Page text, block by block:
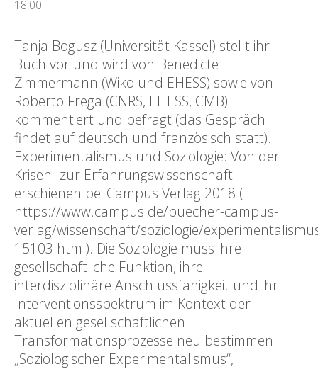
18:00
Tanja Bogusz (Universität Kassel) stellt ihr
Buch vor und wird von Benedicte
Zimmermann (Wiko und EHESS) sowie von
Roberto Frega (CNRS, EHESS, CMB)
kommentiert und befragt (das Gespräch
findet auf deutsch und französisch statt).
Experimentalismus und Soziologie: Von der
Krisen- zur Erfahrungswissenschaft
erschienen bei Campus Verlag 2018 (
https://www.campus.de/buecher-campus-
verlag/wissenschaft/soziologie/
15103.html). Die Soziologie muss ihre
gesellschaftliche Funktion, ihre
interdisziplinäre Anschlussfähigkeit und ihr
Interventionsspektrum im Kontext der
aktuellen gesellschaftlichen
Transformationsprozesse neu bestimmen.
„Soziologischer Experimentalismus“,